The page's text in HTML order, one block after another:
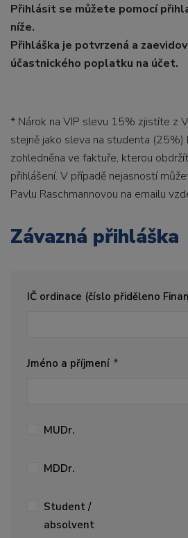
Přihlásit se můžete pomocí
níže.
Přihláška je potvrzená a
účastnického poplatku na účet.
* Nárok na VIP slevu 15% zjistíte z
stejně jako sleva na studenta
zohledněna ve faktuře, kterou
přihlášení. V případě nejasností
Pavlu Raschmannovou na emailu
Závazná přihláška
IČ ordinace (číslo přiděleno
Jméno a příjmení
MUDr.
MDDr.
Student /
absolvent